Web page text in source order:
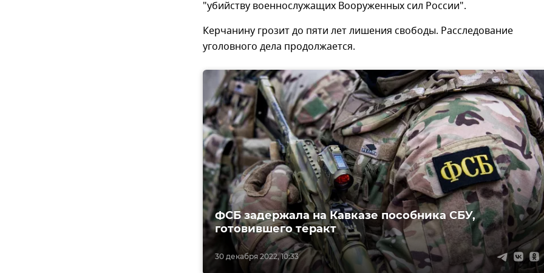
"убийству военнослужащих Вооруженных сил России".
Керчанину грозит до пяти лет лишения свободы. Расследование
уголовного дела продолжается.
30 декабря 2022, 10:33
ФСБ задержала на Кавказе пособника СБУ,
готовившего теракт